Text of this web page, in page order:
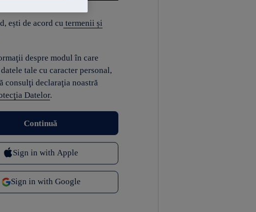
ești de acord cu termenii și
despre modul în care
tale cu caracter personal,
consulţi declaraţia noastră
Datelor.